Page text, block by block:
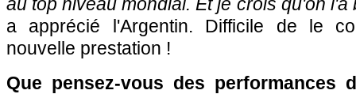
a apprécié l'Argentin. Difficile de le
nouvelle prestation !
Que pensez-vous des performances